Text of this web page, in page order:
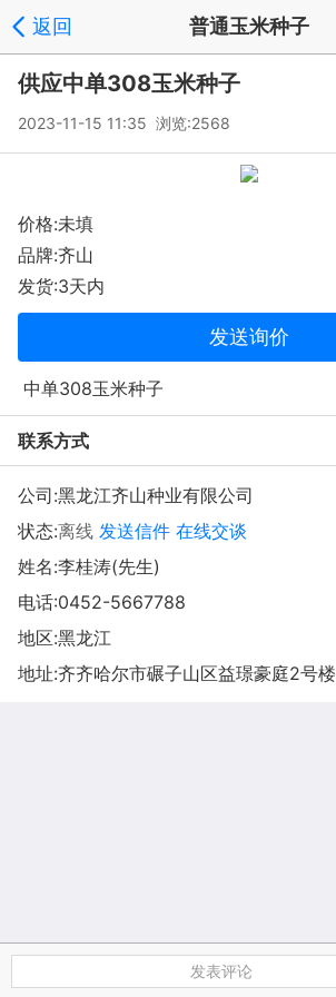
返回 普通玉米种子
供应中单308玉米种子
2023-11-15 11:35 浏览:2568
价格:未填
品牌:齐山
发货:3天内
发送询价
中单308玉米种子
联系方式
公司:黑龙江齐山种业有限公司
状态:离线 发送信件 在线交谈
姓名:李桂涛(先生)
电话:0452-5667788
地区:黑龙江
地址:齐齐哈尔市碾子山区益璟豪庭2号楼
发表评论